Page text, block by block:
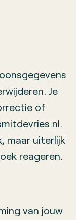
Je
of
maar uiterlijk
reageren.
van jouw